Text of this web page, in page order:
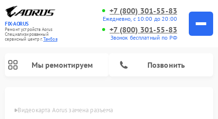
FIX-AORUS
Ремонт устройств Aorus
Специализированный
cервисный центр г.Тамбов
+7 (800) 301-55-83
Ежедневно, с 10:00 до 20:00
+7 (800) 301-55-83
Звонок бесплатный по РФ
Мы ремонтируем Позвонить
Видеокарта Aorus замена разъема